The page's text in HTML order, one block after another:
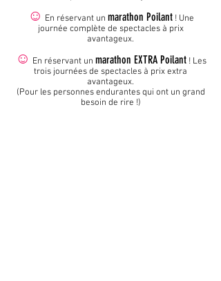
☺ En réservant un marathon Poilant! Une
journée complète de spectacles à prix
avantageux.
☺ En réservant un marathon EXTRA Poilant! Les
trois journées de spectacles à prix extra
avantageux.
(Pour les personnes endurantes qui ont un grand
besoin de rire !)